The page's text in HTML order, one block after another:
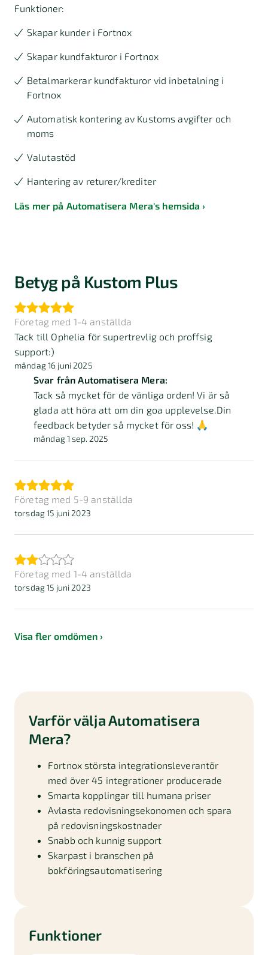
Funktioner:
Skapar kunder i Fortnox
Skapar kundfakturor i Fortnox
Betalmarkerar kundfakturor vid inbetalning i
Fortnox
Automatisk kontering av Kustoms avgifter och
moms
Valutastöd
Hantering av returer/krediter
Läs mer på Automatisera Mera's hemsida
Betyg på Kustom Plus
Företag med 1-4 anställda
Tack till Ophelia för supertrevlig och proffsig
support:)
måndag 16 juni 2025
Svar från Automatisera Mera:
Tack så mycket för de vänliga orden! Vi är så
glada att höra att om din goa upplevelse.Din
feedback betyder så mycket för oss! 🙏
måndag 1 sep. 2025
Företag med 5-9 anställda
torsdag 15 juni 2023
Företag med 1-4 anställda
torsdag 15 juni 2023
Visa fler omdömen
Varför välja Automatisera
Mera?
Fortnox största integrationsleverantör
med över 45 integrationer producerade
Smarta kopplingar till humana priser
Avlasta redovisningsekonomen och spara
på redovisningskostnader
Snabb och kunnig support
Skarpast i branschen på
bokföringsautomatisering
Funktioner